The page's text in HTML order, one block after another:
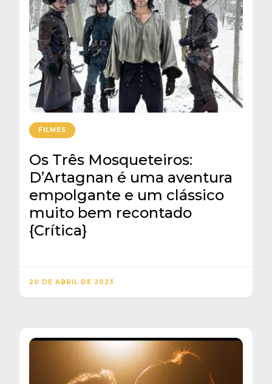
FILMES
Os Três Mosqueteiros:
D’Artagnan é uma aventura
empolgante e um clássico
muito bem recontado
{Crítica}
20 DE ABRIL DE 2023